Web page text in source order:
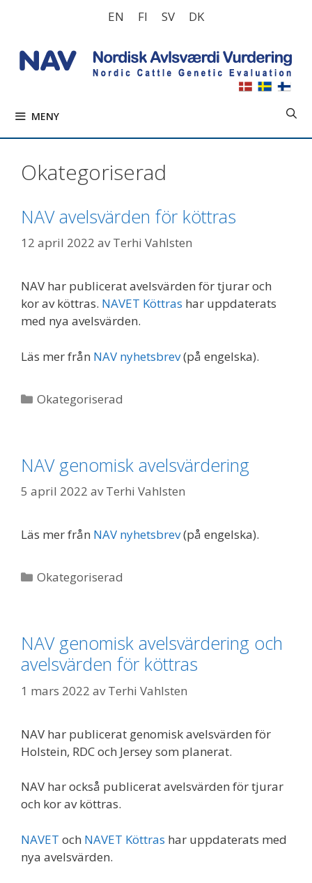
EN FI SV DK
MENY
Okategoriserad
NAV avelsvärden för köttras
12 april 2022 avTerhi Vahlsten
NAV har publicerat avelsvärden för tjurar och
kor av köttras. NAVET Köttras har uppdaterats
med nya avelsvärden.
Läs mer från NAV nyhetsbrev(på engelska).
Kategorier
Okategoriserad
NAV genomisk avelsvärdering
5 april 2022 avTerhi Vahlsten
Läs mer från NAV nyhetsbrev(på engelska).
Kategorier
Okategoriserad
NAV genomisk avelsvärdering och
avelsvärden för köttras
1 mars 2022 avTerhi Vahlsten
NAV har publicerat genomisk avelsvärden för
Holstein, RDC och Jersey som planerat.
NAV har också publicerat avelsvärden för tjurar
och kor av köttras.
NAVET och NAVET Köttras har uppdaterats med
nya avelsvärden.